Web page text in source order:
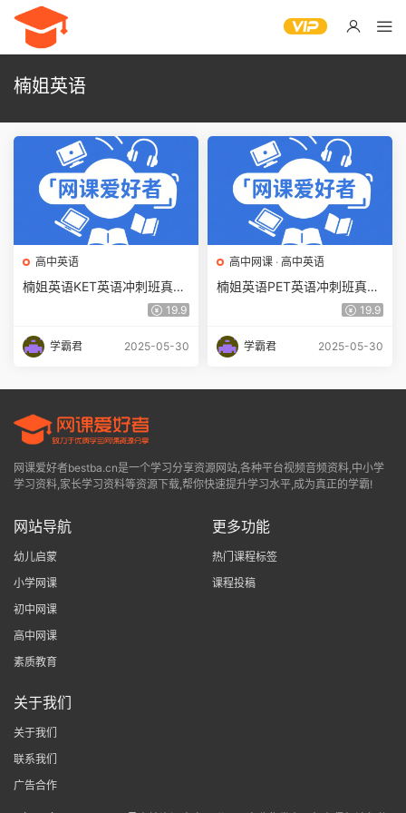
楠姐英语
高中英语
楠姐英语KET英语冲刺班真题
精讲课(胡赛楠)百度网盘下载
19.9
学霸君 2025-05-30
高中网课 · 高中英语
楠姐英语PET英语冲刺班真题
精讲课(胡赛楠)百度网盘下载
19.9
学霸君 2025-05-30
网课爱好者bestba.cn是一个学习分享资源网站,各种平台视频音频资料,中小学
学习资料,家长学习资料等资源下载,帮你快速提升学习水平,成为真正的学霸!
网站导航
幼儿启蒙
小学网课
初中网课
高中网课
素质教育
更多功能
热门课程标签
课程投稿
关于我们
关于我们
联系我们
广告合作